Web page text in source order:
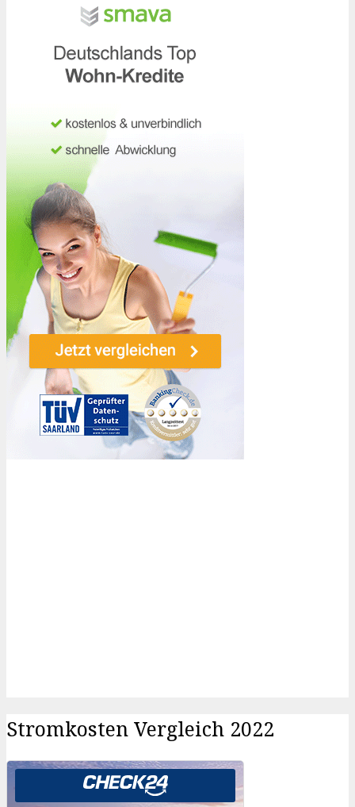
Stromkosten Vergleich 2022